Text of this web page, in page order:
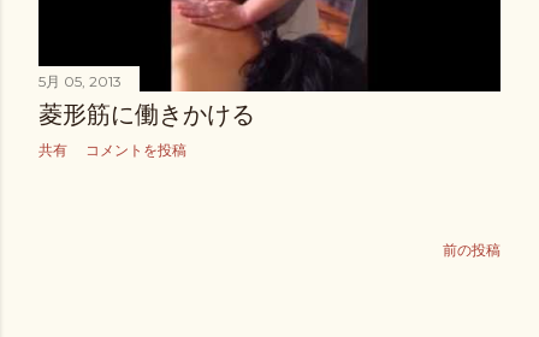
5月 05, 2013
菱形筋に働きかける
共有 コメントを投稿
前の投稿